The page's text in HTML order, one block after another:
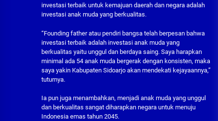
investasi terbaik untuk kemajuan daerah dan negara adalah
investasi anak muda yang berkualitas.
“Founding father atau pendiri bangsa telah berpesan bahwa
investasi terbaik adalah investasi anak muda yang
berkualitas yaitu unggul dan berdaya saing. Saya harapkan
minimal ada 54 anak muda bergerak dengan konsisten, maka
saya yakin Kabupaten Sidoarjo akan mendekati kejayaannya,”
tuturnya.
Ia pun juga menambahkan, menjadi anak muda yang unggul
dan berkualitas sangat diharapkan negara untuk menuju
Indonesia emas tahun 2045.